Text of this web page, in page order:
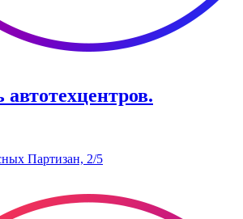
Партизан, 2/5